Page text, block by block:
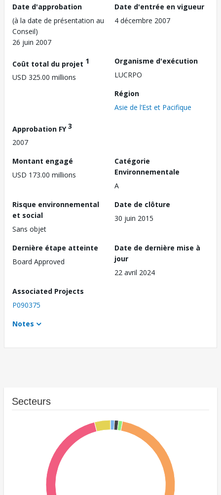
Date d'approbation
(à la date de présentation au
Conseil)
26 juin 2007
Date d'entrée en vigueur
4 décembre 2007
Coût total du projet 1
USD 325.00 millions
Organisme d'exécution
LUCRPO
Région
Asie de l’Est et Pacifique
Approbation FY3
2007
Montant engagé
USD 173.00 millions
Catégorie
Environnementale
A
Risque environnemental
et social
Sans objet
Date de clôture
30 juin 2015
Dernière étape atteinte
Board Approved
Date de dernière mise à
jour
22 avril 2024
Associated Projects
P090375
Notes
Secteurs